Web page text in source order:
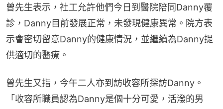
曾先生表示，社工允許他們今日到醫院陪同Danny覆
診，Danny目前發展正常，未發現健康異常。院方表
示會密切留意Danny的健康情況，並繼續為Danny提
供適切的醫療。
曾先生又指，今午二人亦到訪收容所探訪Danny。
「收容所職員認為Danny是個十分可愛，活潑的男